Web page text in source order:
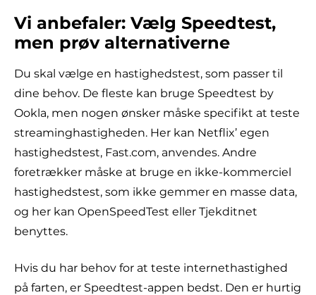
Vi anbefaler: Vælg Speedtest,
men prøv alternativerne
Du skal vælge en hastighedstest, som passer til
dine behov. De fleste kan bruge Speedtest by
Ookla, men nogen ønsker måske specifikt at teste
streaminghastigheden. Her kan Netflix’ egen
hastighedstest, Fast.com, anvendes. Andre
foretrækker måske at bruge en ikke-kommerciel
hastighedstest, som ikke gemmer en masse data,
og her kan OpenSpeedTest eller Tjekditnet
benyttes.
Hvis du har behov for at teste internethastighed
på farten, er Speedtest-appen bedst. Den er hurtig